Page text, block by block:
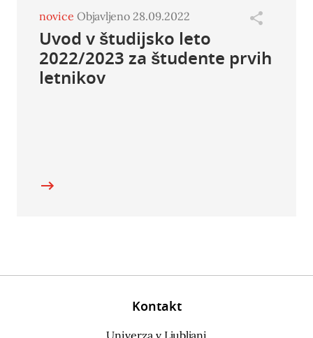
novice Objavljeno 28.09.2022
Uvod v študijsko leto
2022/2023 za študente prvih
letnikov
Kontakt
Univerza v Ljubljani